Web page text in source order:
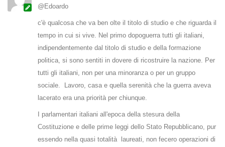
@Edoardo
c'è qualcosa che va ben olte il titolo di studio e che riguarda il
tempo in cui si vive. Nel primo dopoguerra tutti gli italiani,
indipendentemente dal titolo di studio e della formazione
politica, si sono sentiti in dovere di ricostruire la nazione. Per
tutti gli italiani, non per una minoranza o per un gruppo
sociale. Lavoro, casa e quella serenità che la guerra aveva
lacerato era una priorità per chiunque.
I parlamentari italiani all'epoca della stesura della
Costituzione e delle prime leggi dello Stato Repubblicano, pur
essendo nella quasi totalità laureati, non fecero operazioni di